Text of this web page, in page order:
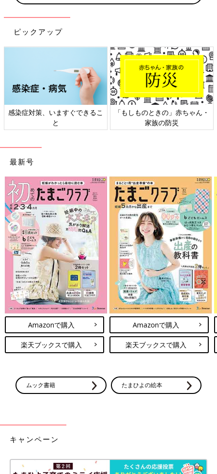
ピックアップ
」赤ちゃん・
日本外来小児科学会リーフレッ
六星占術 細木か
最新号
Amazonで購入
楽天ブックスで購入
Amazonで購入
楽天ブックスで購入
ムック書籍 たまひよの絵本
キャンペーン